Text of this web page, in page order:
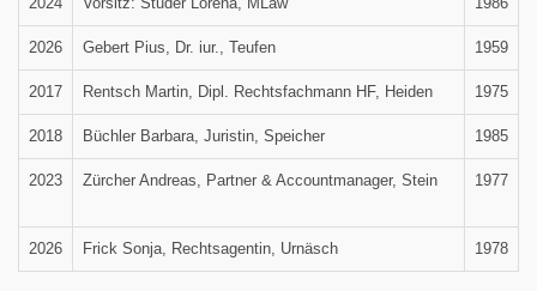
2026 Gebert Pius, Dr. iur., Teufen 1959
2017 Rentsch Martin, Dipl. Rechtsfachmann HF, Heiden 1975
2018 Büchler Barbara, Juristin, Speicher 1985
2023 Zürcher Andreas, Partner & Accountmanager, Stein 1977
2026 Frick Sonja, Rechtsagentin, Urnäsch 1978